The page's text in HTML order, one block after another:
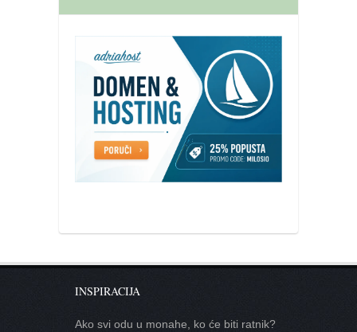
INSPIRACIJA
Ako svi odu u monahe, ko će biti ratnik?